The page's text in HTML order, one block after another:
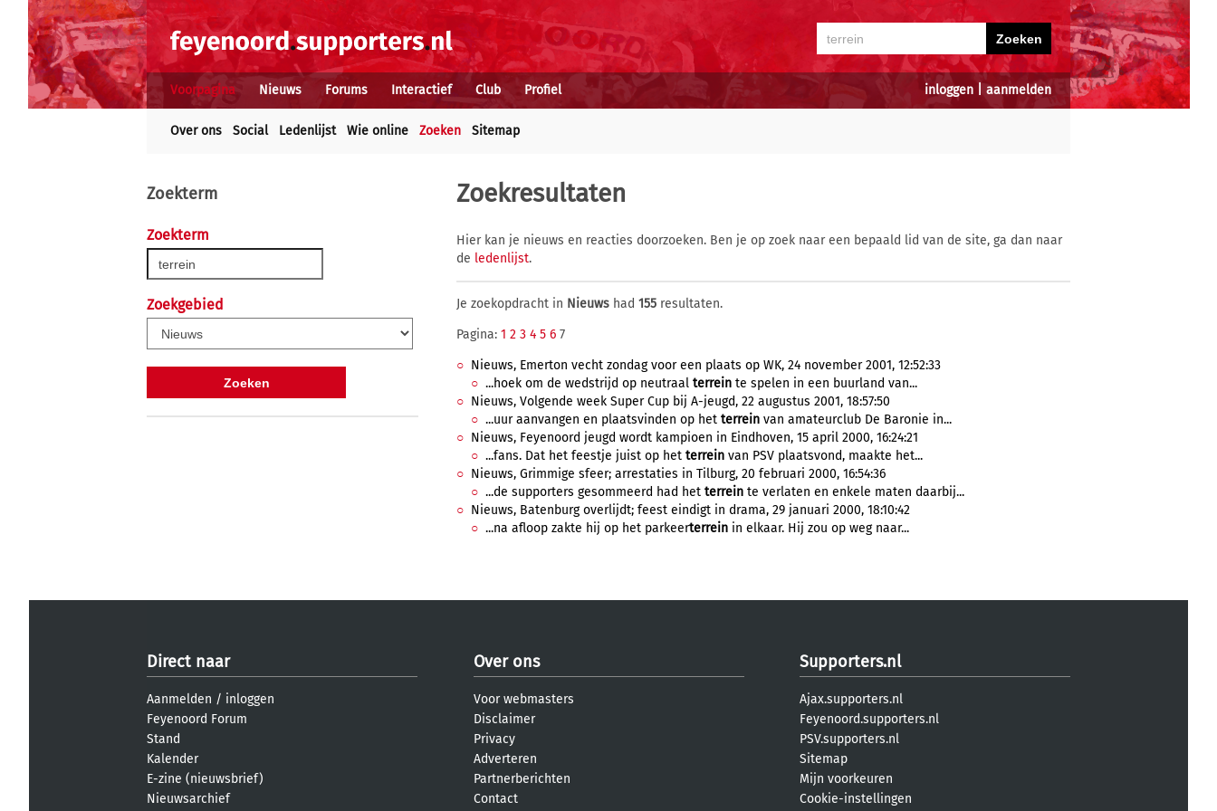
inloggen aanmelden
Voorpagina Nieuws Forums Interactief Club Profiel
Over ons Social Ledenlijst Wie online Zoeken Sitemap
Zoekterm
Zoekterm
Zoekgebied
Zoekresultaten
Hier kan je nieuws en reacties doorzoeken. Ben je op zoek naar een bepaald lid van de site, ga dan naar
de ledenlijst.
Je zoekopdracht in Nieuws had 155 resultaten.
Pagina: 1 2 3 4 5 6 7
Nieuws, Emerton vecht zondag voor een plaats op WK, 24 november 2001, 12:52:33
...hoek om de wedstrijd op neutraal terrein te spelen in een buurland van...
Nieuws, Volgende week Super Cup bij A-jeugd, 22 augustus 2001, 18:57:50
...uur aanvangen en plaatsvinden op het terrein van amateurclub De Baronie in...
Nieuws, Feyenoord jeugd wordt kampioen in Eindhoven, 15 april 2000, 16:24:21
...fans. Dat het feestje juist op het terrein van PSV plaatsvond, maakte het...
Nieuws, Grimmige sfeer; arrestaties in Tilburg, 20 februari 2000, 16:54:36
...de supporters gesommeerd had het terrein te verlaten en enkele maten daarbij...
Nieuws, Batenburg overlijdt; feest eindigt in drama, 29 januari 2000, 18:10:42
...na afloop zakte hij op het parkeerterrein in elkaar. Hij zou op weg naar...
Direct naar
Aanmelden / inloggen
Feyenoord Forum
Stand
Kalender
E-zine (nieuwsbrief)
Nieuwsarchief
Over ons
Voor webmasters
Disclaimer
Privacy
Adverteren
Partnerberichten
Contact
Supporters.nl
Ajax.supporters.nl
Feyenoord.supporters.nl
PSV.supporters.nl
Sitemap
Mijn voorkeuren
Cookie-instellingen